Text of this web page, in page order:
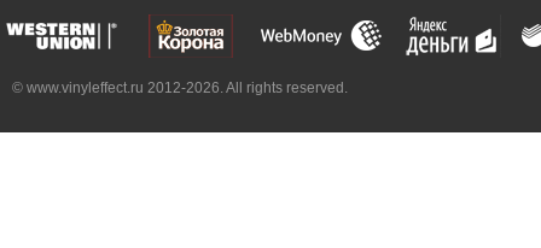
© www.vinyleffect.ru 2012-2026. All rights reserved.